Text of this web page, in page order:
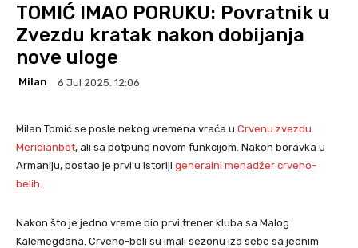
TOMIĆ IMAO PORUKU: Povratnik u
Zvezdu kratak nakon dobijanja
nove uloge
Milan 6 Jul 2025. 12:06
Milan Tomić se posle nekog vremena vraća u Crvenu zvezdu
Meridianbet, ali sa potpuno novom funkcijom. Nakon boravka u
Armaniju, postao je prvi u istoriji generalni menadžer crveno-
belih.
Nakon što je jedno vreme bio prvi trener kluba sa Malog
Kalemegdana. Crveno-beli su imali sezonu iza sebe sa jednim